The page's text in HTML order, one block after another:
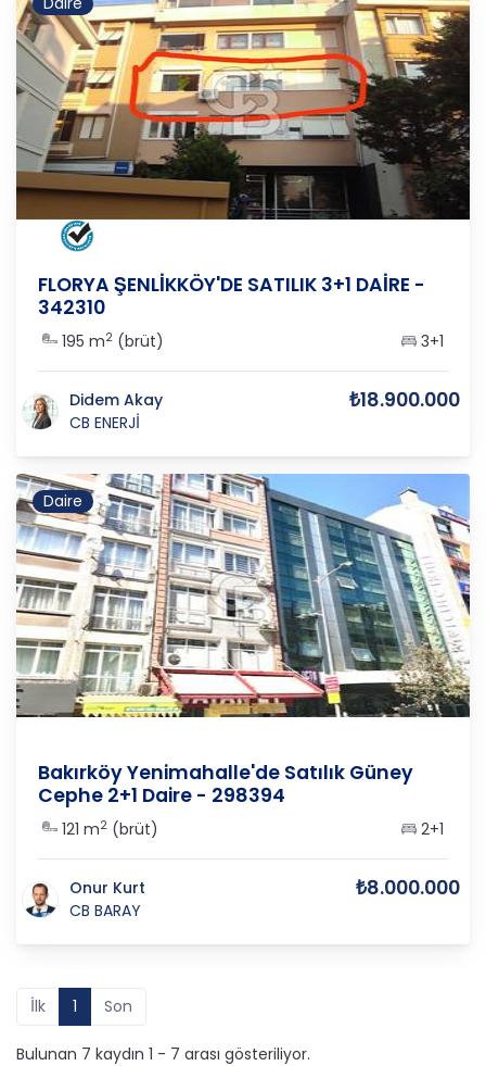
FLORYA ŞENLİKKÖY'DE SATILIK 3+1 DAİRE -
342310
195 m2 (brüt) 3+1
Didem Akay
CB ENERJİ
₺18.900.000
Daire
Bakırköy Yenimahalle'de Satılık Güney
Cephe 2+1 Daire - 298394
121 m2 (brüt) 2+1
Onur Kurt
CB BARAY
₺8.000.000
İlk 1 Son
Bulunan 7 kaydın 1 - 7 arası gösteriliyor.